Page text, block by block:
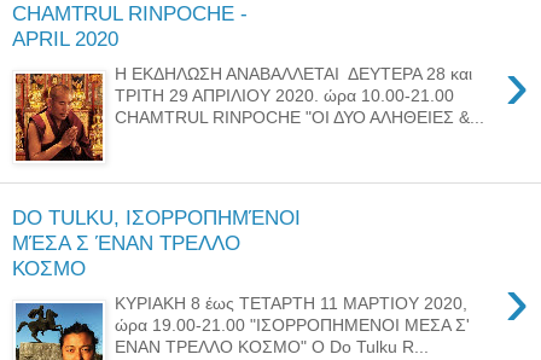
CHAMTRUL RINPOCHE -
APRIL 2020
›
Η ΕΚΔΗΛΩΣΗ ΑΝΑΒΑΛΛΕΤΑΙ ΔΕΥΤΕΡΑ 28 και
ΤΡΙΤΗ 29 ΑΠΡΙΛΙΟΥ 2020. ώρα 10.00-21.00
CHAMTRUL RINPOCHE "ΟΙ ΔΥΟ ΑΛΗΘΕΙΕΣ &...
DO TULKU, ΙΣΟΡΡΟΠΗΜΈΝΟΙ
ΜΈΣΑ Σ ΈΝΑΝ ΤΡΕΛΛΟ
ΚΟΣΜΟ
›
ΚΥΡΙΑΚΗ 8 έως ΤΕΤΑΡΤΗ 11 ΜΑΡΤΙΟΥ 2020,
ώρα 19.00-21.00 "ΙΣΟΡΡΟΠΗΜΕΝΟΙ ΜΕΣΑ Σ'
ΕΝΑΝ ΤΡΕΛΛΟ ΚΟΣΜΟ" Ο Do Tulku R...